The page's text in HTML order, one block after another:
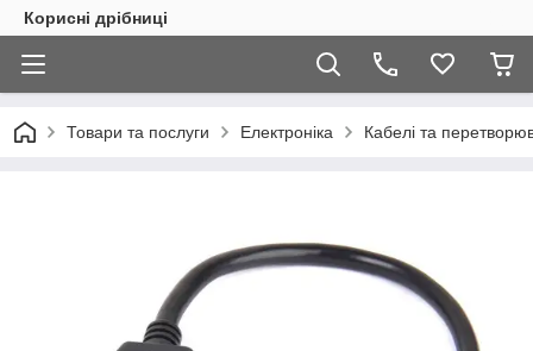
Корисні дрібниці
Товари та послуги Електроніка Кабелі та